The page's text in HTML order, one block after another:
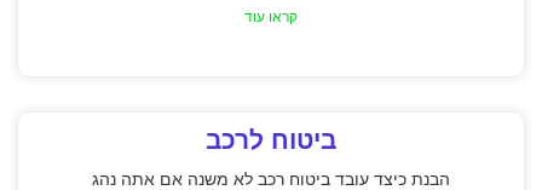
קראו עוד
ביטוח לרכב
הבנת כיצד עובד ביטוח רכב לא משנה אם אתה נהג